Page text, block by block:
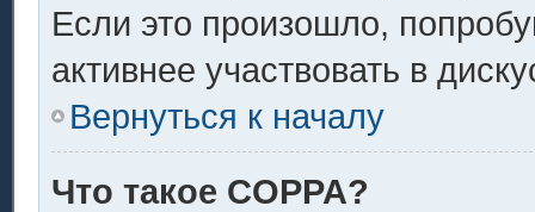
Если это произошло,
активнее участвовать в
Вернуться к началу
Что такое COPPA?